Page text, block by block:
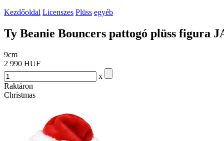
Kezdőoldal Licenszes Plüss egyéb
Ty Beanie Bouncers pattogó plüss figura
9cm
2 990 HUF
x
Raktáron
Christmas